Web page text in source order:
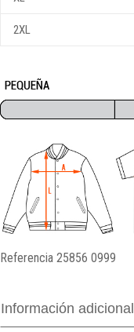
2XL
Referencia 25856 0999
Información adicional